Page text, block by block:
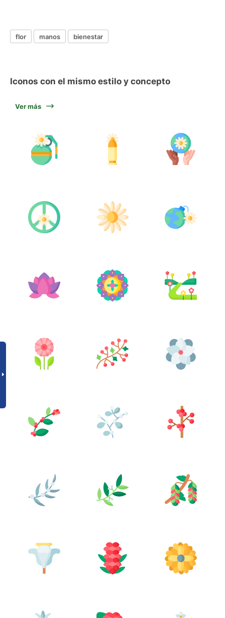
flor manos bienestar
Iconos con el mismo estilo y concepto
Ver más